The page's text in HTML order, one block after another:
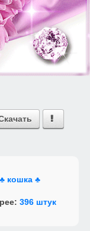

кошка ♣
396 штук